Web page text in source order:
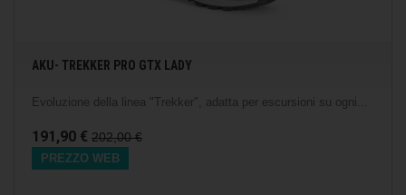
AKU- TREKKER PRO GTX LADY
Evoluzione della linea "Trekker", adatta per escursioni su ogni...
191,90 € 202,00 €
PREZZO WEB